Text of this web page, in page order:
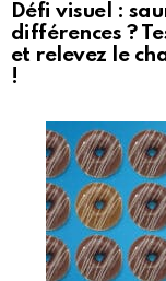
Défi visuel :
différences ?
et relevez le
!